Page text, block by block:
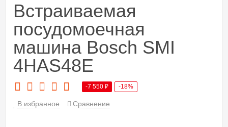
Встраиваемая
посудомоечная
машина Bosch SMI
4HAS48E
-7 550 ₽ -18%
В избранное Сравнение